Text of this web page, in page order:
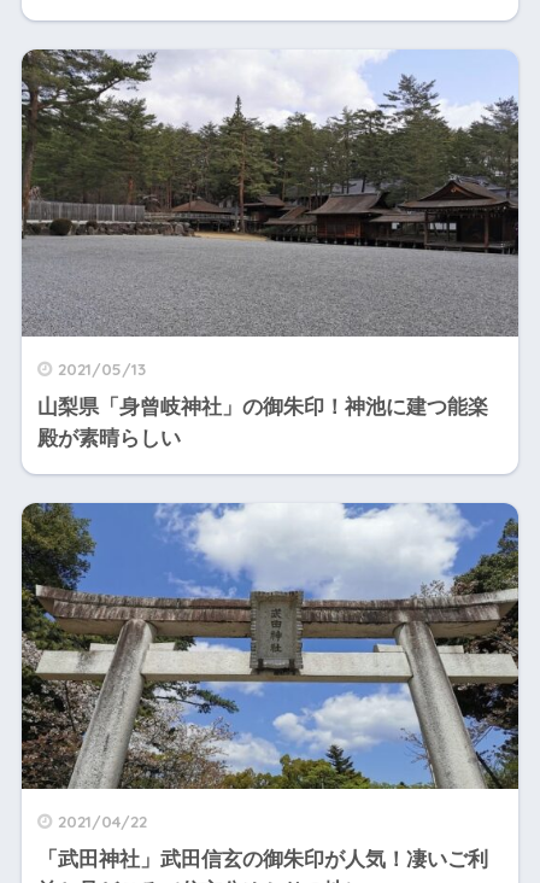
2021/05/13
山梨県「身曾岐神社」の御朱印！神池に建つ能楽
殿が素晴らしい
2021/04/22
「武田神社」武田信玄の御朱印が人気！凄いご利